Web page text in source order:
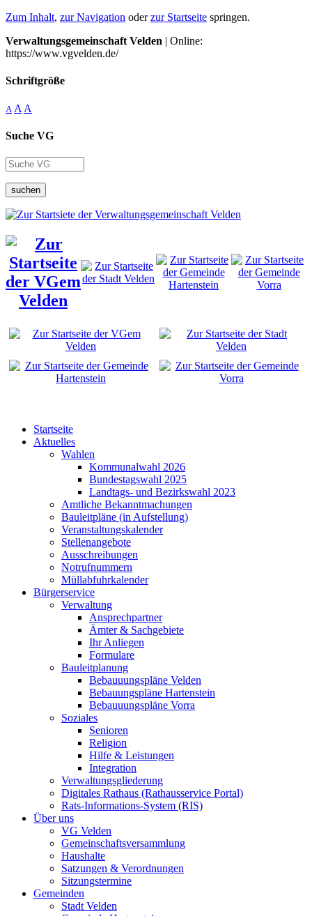
Zum Inhalt, zur Navigation oderzur Startseite springen.
Verwaltungsgemeinschaft Velden | Online:
https://www.vgvelden.de/
Schriftgröße
A A A
Suche VG
suchen
Startseite
Aktuelles
Wahlen
Kommunalwahl 2026
Bundestagswahl 2025
Landtags- und Bezirkswahl 2023
Amtliche Bekanntmachungen
Bauleitpläne (in Aufstellung)
Veranstaltungskalender
Stellenangebote
Ausschreibungen
Notrufnummern
Müllabfuhrkalender
Bürgerservice
Verwaltung
Ansprechpartner
Ämter & Sachgebiete
Ihr Anliegen
Formulare
Bauleitplanung
Bebauuungspläne Velden
Bebauungspläne Hartenstein
Bebauuungspläne Vorra
Soziales
Senioren
Religion
Hilfe & Leistungen
Integration
Verwaltungsgliederung
Digitales Rathaus (Rathausservice Portal)
Rats-Informations-System (RIS)
Über uns
VG Velden
Gemeinschaftsversammlung
Haushalte
Satzungen & Verordnungen
Sitzungstermine
Gemeinden
Stadt Velden